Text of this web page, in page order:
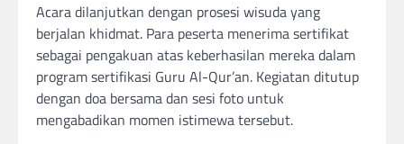
Acara dilanjutkan dengan prosesi wisuda yang
berjalan khidmat. Para peserta menerima sertifikat
sebagai pengakuan atas keberhasilan mereka dalam
program sertifikasi Guru Al-Qur’an. Kegiatan ditutup
dengan doa bersama dan sesi foto untuk
mengabadikan momen istimewa tersebut.